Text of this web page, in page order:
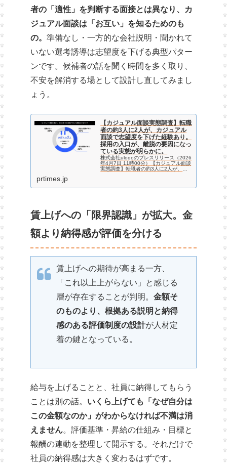
者の「適性」を判断する面接とは異なり、カ
ジュアル面談は「お互い」を知るためのも
の。 準備なし・一方的な会社説明・聞かれて
いない選考誘導は志望度を下げる典型パター
ンです。候補者の話を聞く時間を多く取り、
不安を解消する場として設計し直してみまし
ょう。
【カジュアル面談実態調査】転職
者の約3人に2人が、カジュアル
面談で志望度を下げた経験あり。
採用の入口が、離脱の要因になっ
ている実態が明らかに。
株式会社uloqoのプレスリリース（2026
年4月7日 11時00分）【カジュアル面談
実態調査】転職者の約3人に2人が、カ
prtimes.jp
賃上げへの「限界認識」が拡大。金
額より納得感が評価を分ける
賃上げへの期待が高まる一方、
「これ以上上がらない」と感じる
層が存在することが判明。 金額そ
のものより、根拠ある説明と納得
感のある評価制度の設計が人材定
着の鍵となっている。
給与を上げることと、社員に納得してもらう
ことは別の話。 いくら上げても「なぜ自分は
この金額なのか」がわからなければ不満は消
えません。評価基準・昇給の仕組み・目標と
報酬の連動を整理して開示する。それだけで
社員の納得感は大きく変わるはずです。